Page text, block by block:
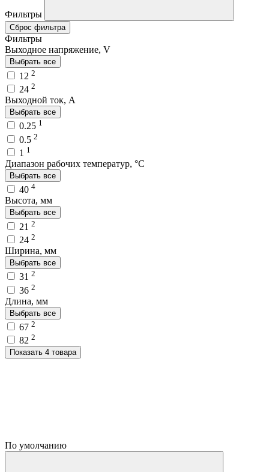
Фильтры
Сброс фильтра
Фильтры
Выходное напряжение, V
Выбрать все
12 2
24 2
Выходной ток, A
Выбрать все
0.25 1
0.5 2
1 1
Диапазон рабочих температур, °C
Выбрать все
40 4
Высота, мм
Выбрать все
21 2
24 2
Ширина, мм
Выбрать все
31 2
36 2
Длина, мм
Выбрать все
67 2
82 2
Показать 4 товара
По умолчанию